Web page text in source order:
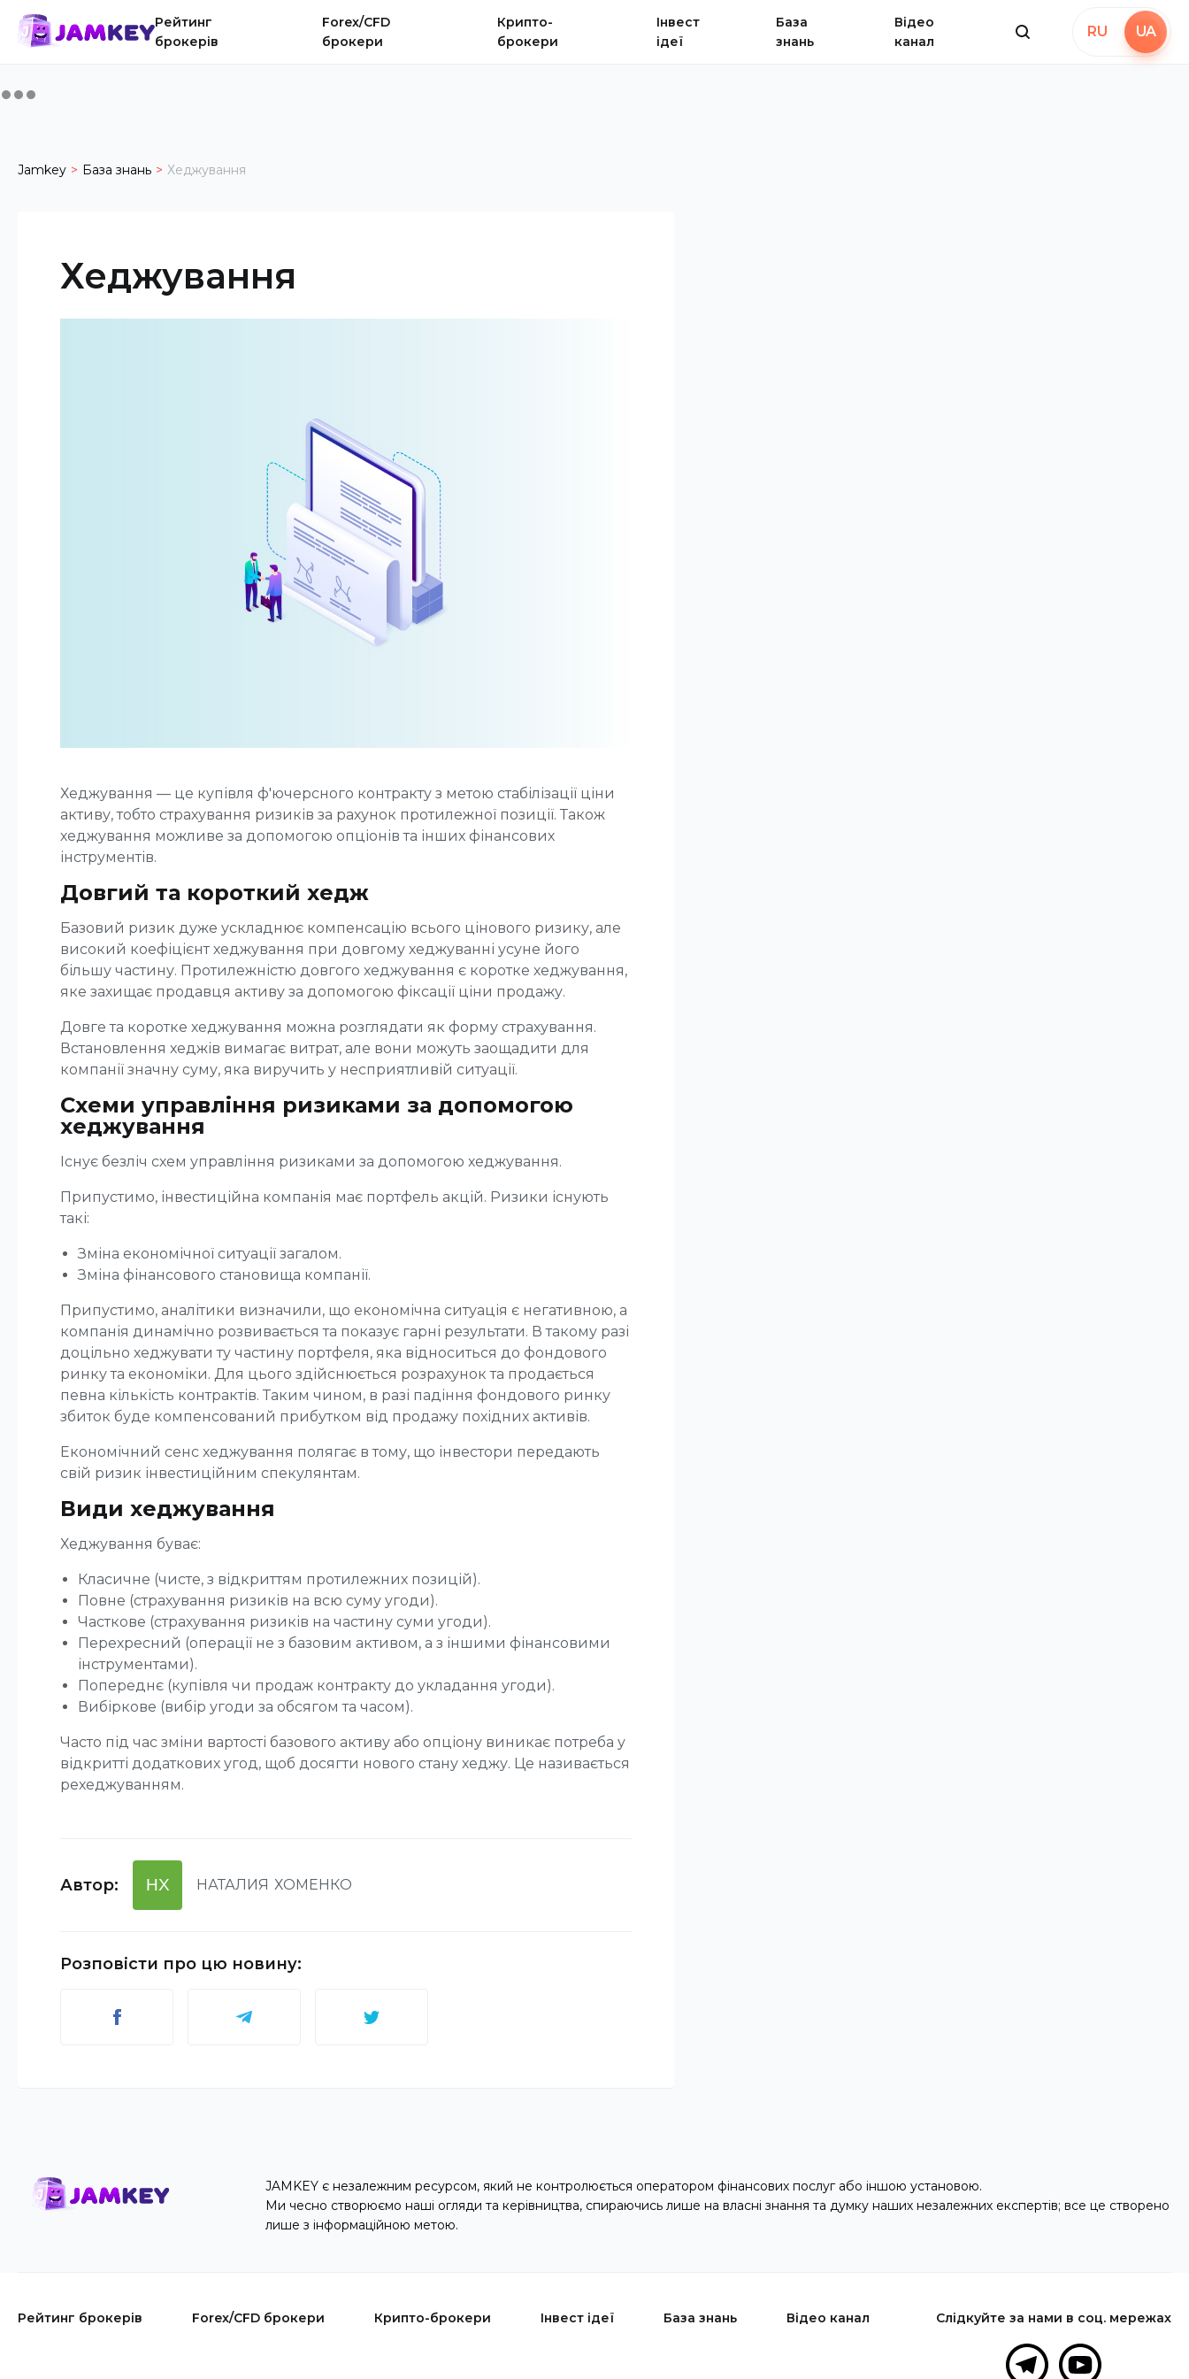
Рейтинг
брокерів
Forex/CFD
брокери
Крипто-
брокери
Інвест
ідеї
База
знань
Відео
канал
RU UA
Jamkey База знань Хеджування
Хеджування
Хеджування — це купівля ф'ючерсного контракту з метою стабілізації ціни
активу, тобто страхування ризиків за рахунок протилежної позиції. Також
хеджування можливе за допомогою опціонів та інших фінансових
інструментів.
Довгий та короткий хедж
Базовий ризик дуже ускладнює компенсацію всього цінового ризику, але
високий коефіцієнт хеджування при довгому хеджуванні усуне його
більшу частину. Протилежністю довгого хеджування є коротке хеджування,
яке захищає продавця активу за допомогою фіксації ціни продажу.
Довге та коротке хеджування можна розглядати як форму страхування.
Встановлення хеджів вимагає витрат, але вони можуть заощадити для
компанії значну суму, яка виручить у несприятливій ситуації.
Схеми управління ризиками за допомогою
хеджування
Існує безліч схем управління ризиками за допомогою хеджування.
Припустимо, інвестиційна компанія має портфель акцій. Ризики існують
такі:
Зміна економічної ситуації загалом.
Зміна фінансового становища компанії.
Припустимо, аналітики визначили, що економічна ситуація є негативною, а
компанія динамічно розвивається та показує гарні результати. В такому разі
доцільно хеджувати ту частину портфеля, яка відноситься до фондового
ринку та економіки. Для цього здійснюється розрахунок та продається
певна кількість контрактів. Таким чином, в разі падіння фондового ринку
збиток буде компенсований прибутком від продажу похідних активів.
Економічний сенс хеджування полягає в тому, що інвестори передають
свій ризик інвестиційним спекулянтам.
Види хеджування
Хеджування буває:
Класичне (чисте, з відкриттям протилежних позицій).
Повне (страхування ризиків на всю суму угоди).
Часткове (страхування ризиків на частину суми угоди).
Перехресний (операції не з базовим активом, а з іншими фінансовими
інструментами).
Попереднє (купівля чи продаж контракту до укладання угоди).
Вибіркове (вибір угоди за обсягом та часом).
Часто під час зміни вартості базового активу або опціону виникає потреба у
відкритті додаткових угод, щоб досягти нового стану хеджу. Це називається
рехеджуванням.
Автор: НХ НАТАЛИЯ ХОМЕНКО
Розповісти про цю новину:
JAMKEY є незалежним ресурсом, який не контролюється оператором фінансових послуг або іншою установою.
Ми чесно створюємо наші огляди та керівництва, спираючись лише на власні знання та думку наших незалежних експертів; все це створено
лише з інформаційною метою.
Рейтинг брокерів Forex/CFD брокери Крипто-брокери Інвест ідеї База знань Відео канал Слідкуйте за нами в соц. мережах